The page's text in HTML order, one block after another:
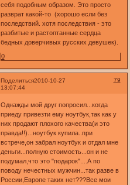
себя подобным образом. Это просто
разврат какой-то (хорошо если без
последствий. хотя последствия - это
разбитые и растоптанные сердца
бедных доверчивых русских девушек).
0
Поделиться 79
2010-10-27
13:07:44
Однажды мой друг попросил...когда
приеду привезти ему ноутбук,так как у
них продают плохого качества(и это
правда!!)...ноутбук купила..при
встрече,он забрал ноутбук и отдал мне
деньги...полную стоимость...он и не
подумал,что это "подарок"....А по
поводу нечестных мужчин...так разве в
России,Европе таких нет???Все мои